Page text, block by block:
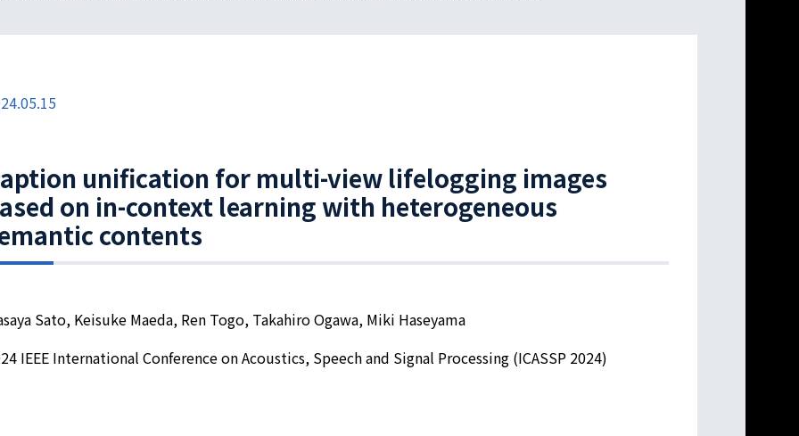
unification for multi-view lifelogging images
on in-context learning with heterogeneous
contents
Sato, Keisuke Maeda, Ren Togo, Takahiro Ogawa, Miki Haseyama
IEEE International Conference on Acoustics, Speech and Signal Processing (ICASSP 2024)